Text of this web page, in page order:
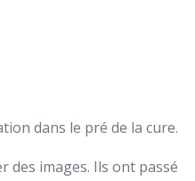
dans le pré de la cure.
des images. Ils ont passé